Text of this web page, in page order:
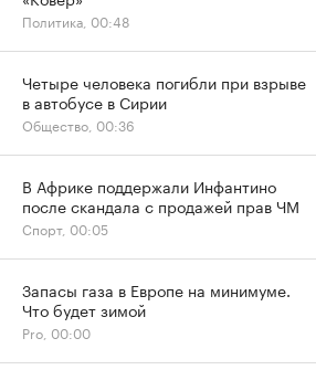
Политика, 00:48
Четыре человека погибли при взрыве
в автобусе в Сирии
Общество, 00:36
В Африке поддержали Инфантино
после скандала с продажей прав ЧМ
Спорт, 00:05
Запасы газа в Европе на минимуме.
Что будет зимой
Pro, 00:00